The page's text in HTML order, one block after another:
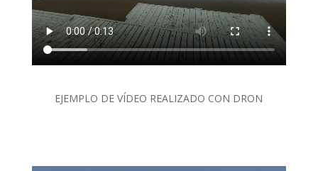
EJEMPLO DE VÍDEO REALIZADO CON DRON